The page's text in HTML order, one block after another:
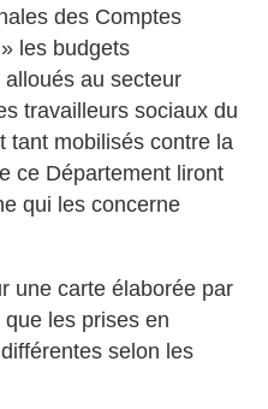
des Comptes
les budgets
au secteur
travailleurs sociaux du
tant mobilisés contre la
ce Département liront
qui les concerne
une carte élaborée par
les prises en
selon les